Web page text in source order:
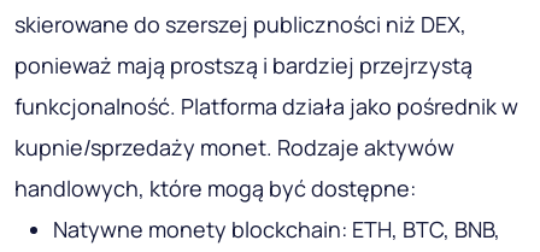
skierowane do szerszej publiczności niż DEX,
ponieważ mają prostszą i bardziej przejrzystą
funkcjonalność. Platforma działa jako pośrednik w
kupnie/sprzedaży monet. Rodzaje aktywów
handlowych, które mogą być dostępne:
Natywne monety blockchain: ETH, BTC, BNB,